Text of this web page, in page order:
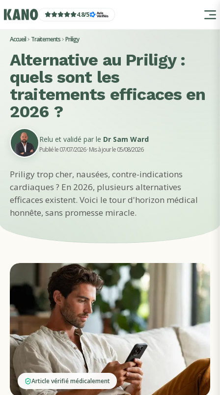
4.8/5
Accueil Traitements Priligy
Alternative au Priligy :
quels sont les
traitements efficaces en
2026 ?
Relu et validé par le Dr Sam Ward
Publié le 07/07/2026· Mis à jour le 05/08/2026
Priligy trop cher, nausées, contre-indications
cardiaques ? En 2026, plusieurs alternatives
efficaces existent. Voici le tour d'horizon médical
honnête, sans promesse miracle.
Article vérifié médicalement